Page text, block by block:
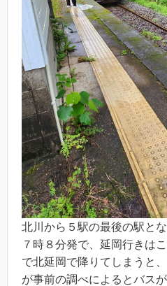
北川から５駅の最後の駅と
７時８分発で、延岡行きは
で北延岡で降りてしまうと
が事前の調べによるとバス